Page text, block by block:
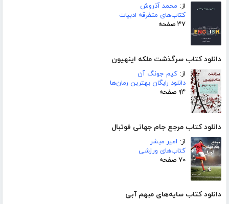
از: محمد آذروش
کتاب‌های متفرقه ادبیات
۳۷ صفحه
دانلود کتاب سرگذشت ملکه اینهیون
از: کیم جونگ آن
دانلود رایگان بهترین رمان‌ها
۹۳ صفحه
دانلود کتاب مرجع جام جهانی فوتبال
از: امیر مبشر
کتاب‌های ورزشی
۷۰ صفحه
دانلود کتاب سایه‌های مبهم آبی